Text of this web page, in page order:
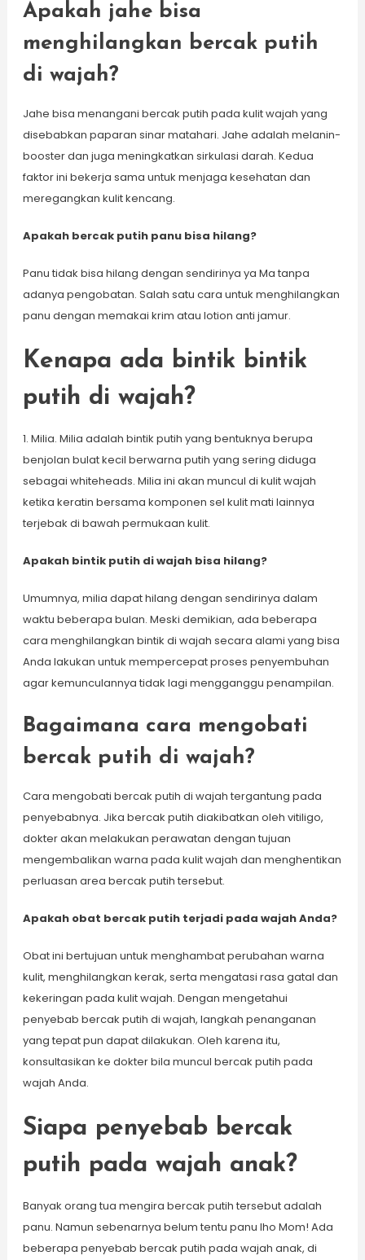
Apakah jahe bisa
menghilangkan bercak putih
di wajah?
Jahe bisa menangani bercak putih pada kulit wajah yang
disebabkan paparan sinar matahari. Jahe adalah melanin-
booster dan juga meningkatkan sirkulasi darah. Kedua
faktor ini bekerja sama untuk menjaga kesehatan dan
meregangkan kulit kencang.
Apakah bercak putih panu bisa hilang?
Panu tidak bisa hilang dengan sendirinya ya Ma tanpa
adanya pengobatan. Salah satu cara untuk menghilangkan
panu dengan memakai krim atau lotion anti jamur.
Kenapa ada bintik bintik
putih di wajah?
1. Milia. Milia adalah bintik putih yang bentuknya berupa
benjolan bulat kecil berwarna putih yang sering diduga
sebagai whiteheads. Milia ini akan muncul di kulit wajah
ketika keratin bersama komponen sel kulit mati lainnya
terjebak di bawah permukaan kulit.
Apakah bintik putih di wajah bisa hilang?
Umumnya, milia dapat hilang dengan sendirinya dalam
waktu beberapa bulan. Meski demikian, ada beberapa
cara menghilangkan bintik di wajah secara alami yang bisa
Anda lakukan untuk mempercepat proses penyembuhan
agar kemunculannya tidak lagi mengganggu penampilan.
Bagaimana cara mengobati
bercak putih di wajah?
Cara mengobati bercak putih di wajah tergantung pada
penyebabnya. Jika bercak putih diakibatkan oleh vitiligo,
dokter akan melakukan perawatan dengan tujuan
mengembalikan warna pada kulit wajah dan menghentikan
perluasan area bercak putih tersebut.
Apakah obat bercak putih terjadi pada wajah Anda?
Obat ini bertujuan untuk menghambat perubahan warna
kulit, menghilangkan kerak, serta mengatasi rasa gatal dan
kekeringan pada kulit wajah. Dengan mengetahui
penyebab bercak putih di wajah, langkah penanganan
yang tepat pun dapat dilakukan. Oleh karena itu,
konsultasikan ke dokter bila muncul bercak putih pada
wajah Anda.
Siapa penyebab bercak
putih pada wajah anak?
Banyak orang tua mengira bercak putih tersebut adalah
panu. Namun sebenarnya belum tentu panu lho Mom! Ada
beberapa penyebab bercak putih pada wajah anak, di